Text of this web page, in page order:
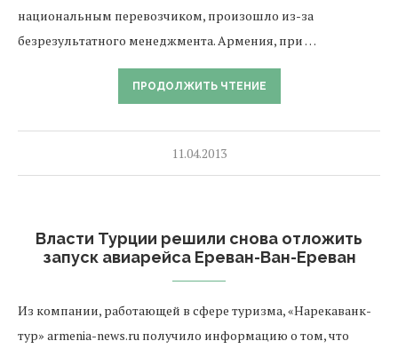
национальным перевозчиком, произошло из-за
безрезультатного менеджмента. Армения, при …
ПРОДОЛЖИТЬ ЧТЕНИЕ
11.04.2013
Власти Турции решили снова отложить
запуск авиарейса Ереван-Ван-Ереван
Из компании, работающей в сфере туризма, «Нарекаванк-
тур» armenia-news.ru получило информацию о том, что